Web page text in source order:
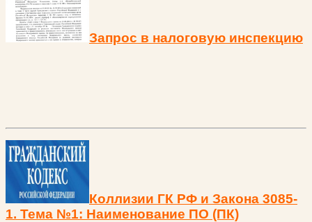
Запрос в налоговую инспекцию
Коллизии ГК РФ и Закона 3085-
1. Тема №1: Наименование ПО (ПК)